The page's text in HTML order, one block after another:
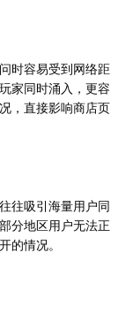
时容易受到网络距
家同时涌入，更容
，直接影响商店页
往吸引海量用户同
分地区用户无法正
的情况。